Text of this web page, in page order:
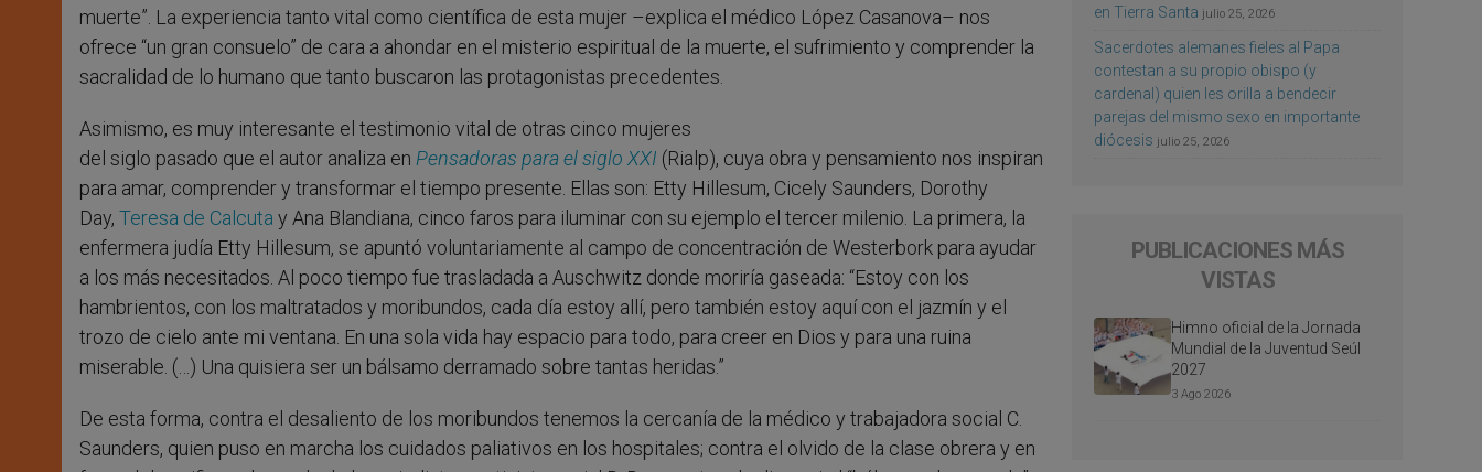
muerte”. La experiencia tanto vital como científica de esta mujer –explica el médico López Casanova– nos
ofrece “un gran consuelo” de cara a ahondar en el misterio espiritual de la muerte, el sufrimiento y comprender la
sacralidad de lo humano que tanto buscaron las protagonistas precedentes.
Asimismo, es muy interesante el testimonio vital de otras cinco mujeres
del siglo pasado que el autor analiza en Pensadoras para el siglo XXI (Rialp), cuya obra y pensamiento nos inspiran
para amar, comprender y transformar el tiempo presente. Ellas son: Etty Hillesum, Cicely Saunders, Dorothy
Day, Teresa de Calcuta y Ana Blandiana, cinco faros para iluminar con su ejemplo el tercer milenio. La primera, la
enfermera judía Etty Hillesum, se apuntó voluntariamente al campo de concentración de Westerbork para ayudar
a los más necesitados. Al poco tiempo fue trasladada a Auschwitz donde moriría gaseada: “Estoy con los
hambrientos, con los maltratados y moribundos, cada día estoy allí, pero también estoy aquí con el jazmín y el
trozo de cielo ante mi ventana. En una sola vida hay espacio para todo, para creer en Dios y para una ruina
miserable. (…) Una quisiera ser un bálsamo derramado sobre tantas heridas.”
De esta forma, contra el desaliento de los moribundos tenemos la cercanía de la médico y trabajadora social C.
Saunders, quien puso en marcha los cuidados paliativos en los hospitales; contra el olvido de la clase obrera y en
en Tierra Santa julio 25, 2026
Sacerdotes alemanes fieles al Papa
contestan a su propio obispo (y
cardenal) quien les orilla a bendecir
parejas del mismo sexo en importante
diócesis julio 25, 2026
PUBLICACIONES MÁS
VISTAS
Himno oficial de la Jornada
Mundial de la Juventud Seúl
2027
3 Ago 2026